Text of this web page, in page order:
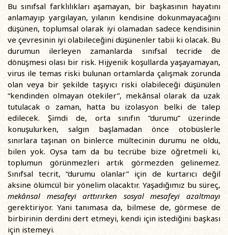
Bu sınıfsal farklılıkları aşamayan, bir başkasının hayatını
anlamayıp yargılayan, yılanın kendisine dokunmayacağını
düşünen, toplumsal olarak iyi olamadan sadece kendisinin
ve çevresinin iyi olabileceğini düşünenler tabii ki olacak. Bu
durumun ilerleyen zamanlarda sınıfsal tecride de
dönüşmesi olası bir risk. Hijyenik koşullarda yaşayamayan,
virus ile temas riski bulunan ortamlarda çalışmak zorunda
olan veya bir şekilde taşıyıcı riski olabileceği düşünülen
“kendinden olmayan ötekiler”, mekânsal olarak da uzak
tutulacak o zaman, hatta bu izolasyon belki de talep
edilecek. Şimdi de, orta sınıfın “durumu” üzerinde
konuşulurken, salgın başlamadan önce otobüslerle
sınırlara taşınan on binlerce mültecinin durumu ne oldu,
bilen yok. Oysa tam da bu tecrübe bize öğretmeli ki,
toplumun görünmezleri artık görmezden gelinemez.
Sınıfsal tecrit, “durumu olanlar” için de kurtarıcı değil
aksine ölümcül bir yönelim olacaktır. Yaşadığımız bu süreç,
mekânsal mesafeyi arttırırken sosyal mesafeyi azaltmayı
gerektiriyor. Yani tanımasa da, bilmese de, görmese de
birbirinin derdini dert etmeyi, kendi için istediğini başkası
için istemeyi.